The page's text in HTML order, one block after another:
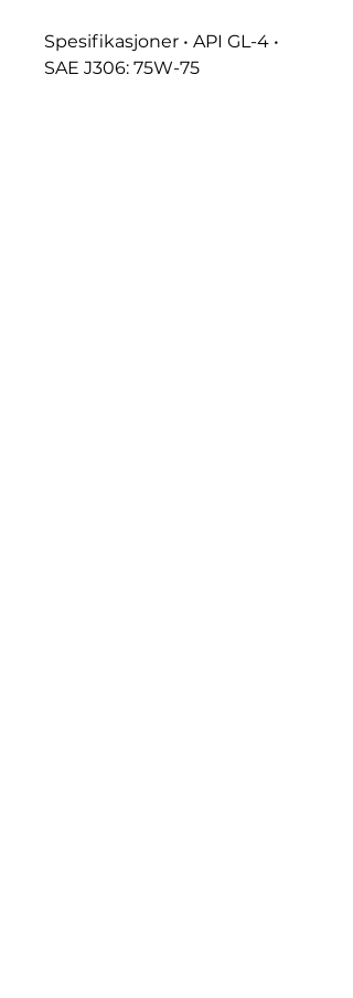
Spesifikasjoner • API GL-4 •
SAE J306: 75W-75